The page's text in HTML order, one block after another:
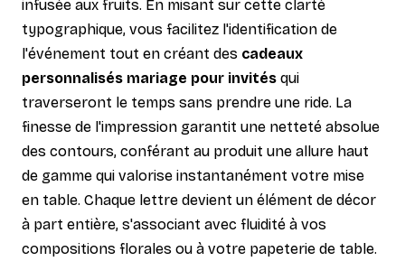
infusée aux fruits. En misant sur cette clarté
typographique, vous facilitez l'identification de
l'événement tout en créant des cadeaux
personnalisés mariage pour invités qui
traverseront le temps sans prendre une ride. La
finesse de l'impression garantit une netteté absolue
des contours, conférant au produit une allure haut
de gamme qui valorise instantanément votre mise
en table. Chaque lettre devient un élément de décor
à part entière, s'associant avec fluidité à vos
compositions florales ou à votre papeterie de table.